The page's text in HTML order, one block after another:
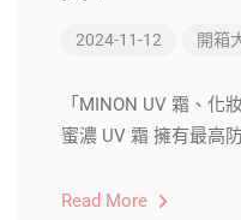
2024-11-12 開箱
「MINON UV 霜、化
蜜濃 UV 霜 ​擁有最高
Read More